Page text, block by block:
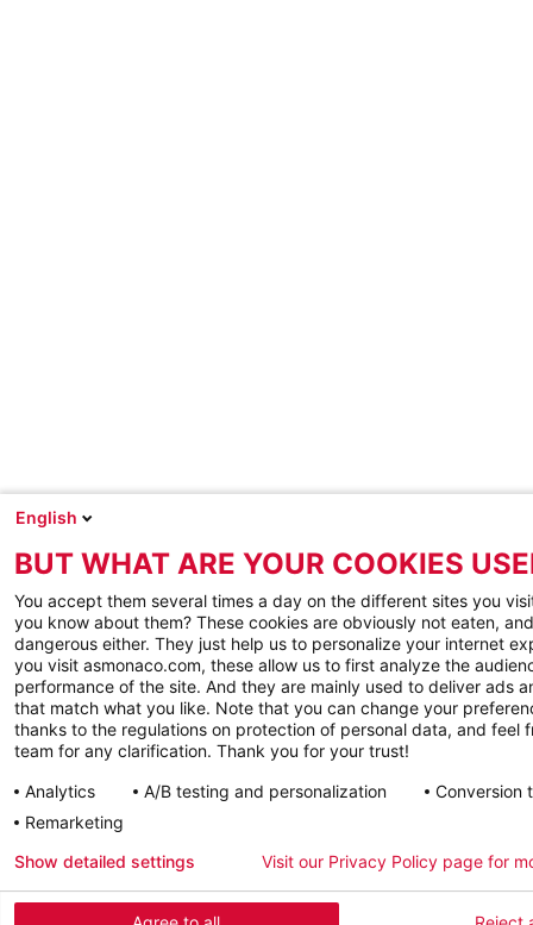
English
BUT WHAT ARE YOUR COOKIES
You accept them several times a day on the different sites you
you know about them? These cookies are obviously not eaten,
dangerous either. They just help us to personalize your internet
you visit asmonaco.com, these allow us to first analyze the
performance of the site. And they are mainly used to deliver ads
that match what you like. Note that you can change your
thanks to the regulations on protection of personal data, and feel
team for any clarification. Thank you for your trust!
Analytics
A/B testing and personalization
Conversion
Remarketing
Show detailed settings Visit our Privacy Policy page for